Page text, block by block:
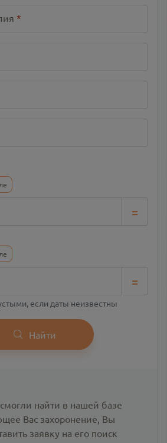
*
=
=
если даты неизвестны
Найти
найти в нашей базе
Вас захоронение, Вы
заявку на его поиск